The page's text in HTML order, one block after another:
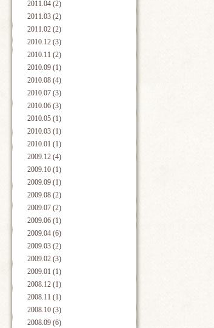
2011.04 (2)
2011.03 (2)
2011.02 (2)
2010.12 (3)
2010.11 (2)
2010.09 (1)
2010.08 (4)
2010.07 (3)
2010.06 (3)
2010.05 (1)
2010.03 (1)
2010.01 (1)
2009.12 (4)
2009.10 (1)
2009.09 (1)
2009.08 (2)
2009.07 (2)
2009.06 (1)
2009.04 (6)
2009.03 (2)
2009.02 (3)
2009.01 (1)
2008.12 (1)
2008.11 (1)
2008.10 (3)
2008.09 (6)